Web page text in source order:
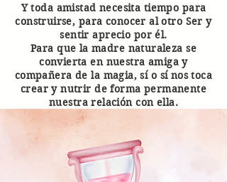
Y toda amistad necesita tiempo para
construirse, para conocer al otro Ser y
sentir aprecio por él.
Para que la madre naturaleza se
convierta en nuestra amiga y
compañera de la magia, sí o sí nos toca
crear y nutrir de forma permanente
nuestra relación con ella.